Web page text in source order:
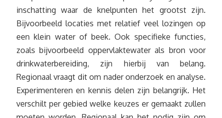
inschatting waar de knelpunten het grootst zijn.
Bijvoorbeeld locaties met relatief veel lozingen op
een klein water of beek. Ook specifieke functies,
zoals bijvoorbeeld oppervlaktewater als bron voor
drinkwaterbereiding, zijn hierbij van belang.
Regionaal vraagt dit om nader onderzoek en analyse.
Experimenteren en kennis delen zijn belangrijk. Het
verschilt per gebied welke keuzes er gemaakt zullen